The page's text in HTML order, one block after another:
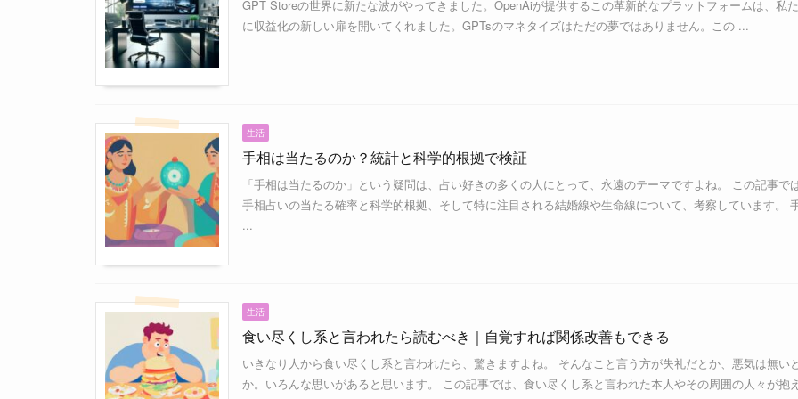
GPT Storeの世界に新たな波がやってきました。OpenAiが提供するこの革新的なプラットフォームは、私
に収益化の新しい扉を開いてくれました。GPTsのマネタイズはただの夢ではありません。この ...
生活
手相は当たるのか？統計と科学的根拠で検証
「手相は当たるのか」という疑問は、占い好きの多くの人にとって、永遠のテーマですよね。 この記事では
手相占いの当たる確率と科学的根拠、そして特に注目される結婚線や生命線について、考察しています。
...
生活
食い尽くし系と言われたら読むべき｜自覚すれば関係改善もできる
いきなり人から食い尽くし系と言われたら、驚きますよね。 そんなこと言う方が失礼だとか、悪気は無いと
か。いろんな思いがあると思います。 この記事では、食い尽くし系と言われた本人やその周囲の人々が抱